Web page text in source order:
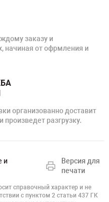
заказу и
начиная от офрмления и
организованно доставит
произведет разгрузку.
и
Версия для
печати
справочный характер и не
с пунктом 2 статьи 437 ГК